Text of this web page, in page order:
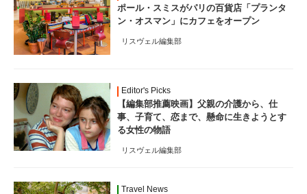
ポール・スミスがパリの百貨店「プランタ
ン・オスマン」にカフェをオープン
リスヴェル編集部
Editor's Picks
【編集部推薦映画】父親の介護から、仕
事、子育て、恋まで、懸命に生きようとす
る女性の物語
リスヴェル編集部
Travel News